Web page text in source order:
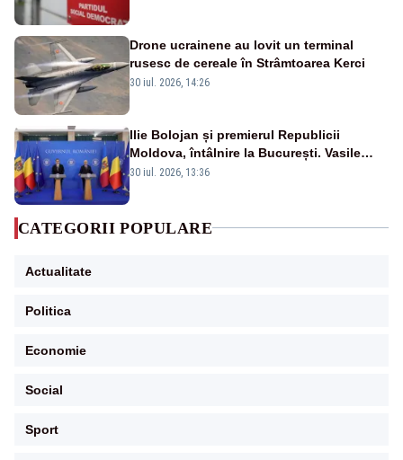
Drone ucrainene au lovit un terminal
rusesc de cereale în Strâmtoarea Kerci
30 iul. 2026, 14:26
Ilie Bolojan și premierul Republicii
Moldova, întâlnire la București. Vasile
Tofan, primit cu onoruri militare
30 iul. 2026, 13:36
CATEGORII POPULARE
Actualitate
Politica
Economie
Social
Sport